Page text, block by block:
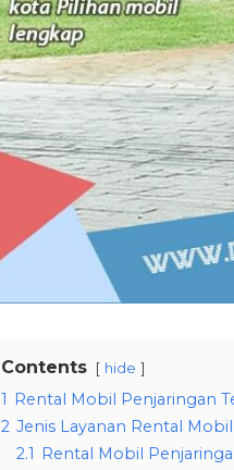
Contents hide
1 Rental Mobil Penjaringan
2 Jenis Layanan Rental
2.1 Rental Mobil